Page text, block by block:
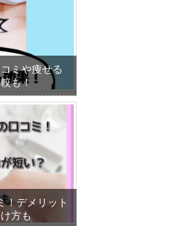
ミや痩せる
も！
！デメリット
方も